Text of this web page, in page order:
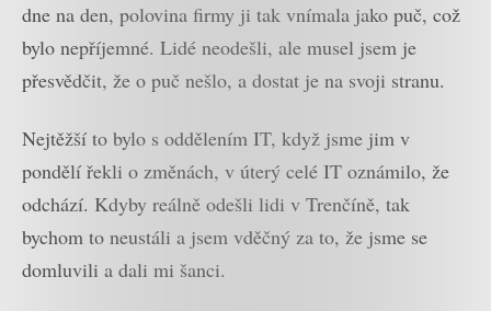
dne na den, polovina firmy ji tak vnímala jako puč, což
bylo nepříjemné. Lidé neodešli, ale musel jsem je
přesvědčit, že o puč nešlo, a dostat je na svoji stranu.
Nejtěžší to bylo s oddělením IT, když jsme jim v
pondělí řekli o změnách, v úterý celé IT oznámilo, že
odchází. Kdyby reálně odešli lidi v Trenčíně, tak
bychom to neustáli a jsem vděčný za to, že jsme se
domluvili a dali mi šanci.